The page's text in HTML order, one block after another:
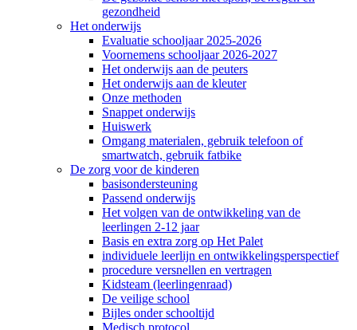
gezondheid
Het onderwijs
Evaluatie schooljaar 2025-2026
Voornemens schooljaar 2026-2027
Het onderwijs aan de peuters
Het onderwijs aan de kleuter
Onze methoden
Snappet onderwijs
Huiswerk
Omgang materialen, gebruik telefoon of
smartwatch, gebruik fatbike
De zorg voor de kinderen
basisondersteuning
Passend onderwijs
Het volgen van de ontwikkeling van de
leerlingen 2-12 jaar
Basis en extra zorg op Het Palet
individuele leerlijn en ontwikkelingsperspectief
procedure versnellen en vertragen
Kidsteam (leerlingenraad)
De veilige school
Bijles onder schooltijd
Medisch protocol